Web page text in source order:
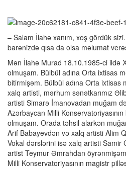
– Salam İlahə xanım, xoş gördük
barənizdə qısa da olsa məlumat
Mən İlahə Murad 18.10.1985-ci ildə
olmuşam. Bülbül adına Orta ixtisas
bitirmişəm. Bülbül adına Orta ixtisas
xalq artisti, mərhum sənətkarımız
artisti Simarə İmanovadan muğam
Azərbaycan Milli
olmuşam. Orada təhsil alarkən
Arif Babayevdən və xalq artisti Alim
Vokal dərslərini isə xalq artisti Samir
artist Teymur Əmrahdan
Milli Konservatoriyasının magistr